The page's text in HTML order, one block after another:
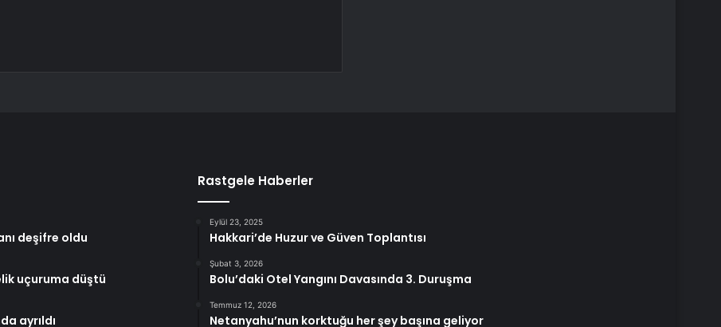
deşifre oldu
uçuruma düştü
ayrıldı
Rastgele Haberler
Eylül 23, 2025
Hakkari’de Huzur ve Güven Toplantısı
Şubat 3, 2026
Bolu’daki Otel Yangını Davasında 3. Duruşma
Temmuz 12, 2026
Netanyahu’nun korktuğu her şey başına geliyor